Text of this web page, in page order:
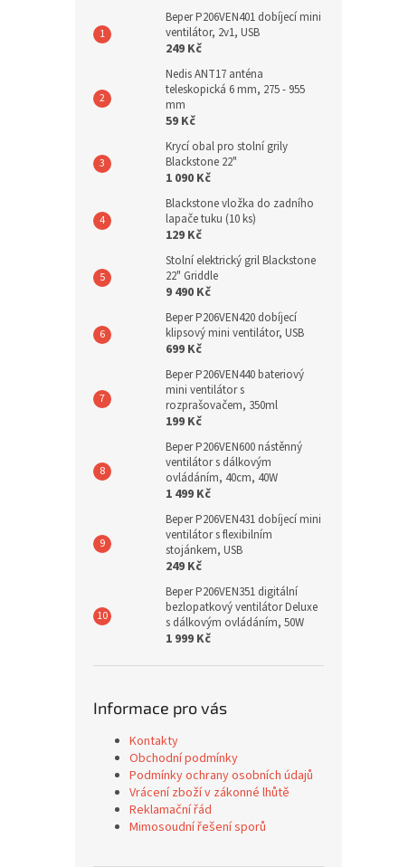
Beper P206VEN401 dobíjecí mini
ventilátor, 2v1, USB
249 Kč
Nedis ANT17 anténa
teleskopická 6 mm, 275 - 955
mm
59 Kč
Krycí obal pro stolní grily
Blackstone 22"
1 090 Kč
Blackstone vložka do zadního
lapače tuku (10 ks)
129 Kč
Stolní elektrický gril Blackstone
22" Griddle
9 490 Kč
Beper P206VEN420 dobíjecí
klipsový mini ventilátor, USB
699 Kč
Beper P206VEN440 bateriový
mini ventilátor s
rozprašovačem, 350ml
199 Kč
Beper P206VEN600 nástěnný
ventilátor s dálkovým
ovládáním, 40cm, 40W
1 499 Kč
Beper P206VEN431 dobíjecí mini
ventilátor s flexibilním
stojánkem, USB
249 Kč
Beper P206VEN351 digitální
bezlopatkový ventilátor Deluxe
s dálkovým ovládáním, 50W
1 999 Kč
Informace pro vás
Kontakty
Obchodní podmínky
Podmínky ochrany osobních údajů
Vrácení zboží v zákonné lhůtě
Reklamační řád
Mimosoudní řešení sporů